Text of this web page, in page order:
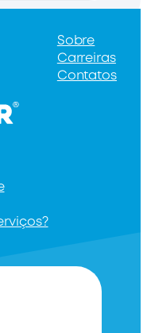
Sobre
Carreiras
Contatos